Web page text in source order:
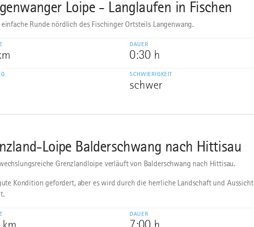
Loipe - Langlaufen in Fischen
einfache Runde nördlich des Fischinger Ortsteils Langenwang.
DAUER
0:30 h
SCHWIERIGKEIT
schwer
Loipe Balderschwang nach Hittisau
Grenzlandloipe verläuft von Balderschwang nach Hittisau.
Kondition gefordert, aber es wird durch die herrliche Landschaft und Aussicht
DAUER